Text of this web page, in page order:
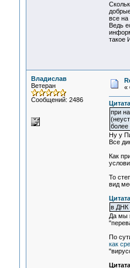
все на
Ведь
такое
Владислав
Ветеран
Сообщений: 2486
«
при
более
Ну у
Все
Как
То
вид
в ДНК
Да мы
По
как